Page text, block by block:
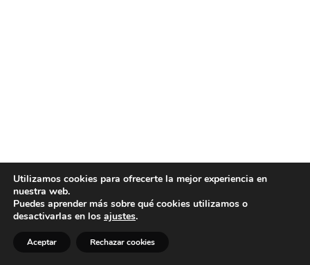
Utilizamos cookies para ofrecerte la mejor experiencia en
nuestra web.
Puedes aprender más sobre qué cookies utilizamos o
desactivarlas en los ajustes.
Aceptar Rechazar cookies